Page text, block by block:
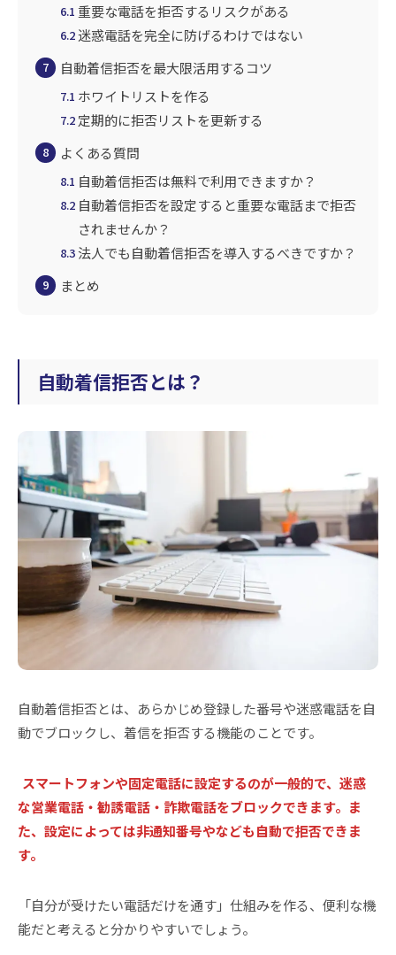
6.1 重要な電話を拒否するリスクがある
6.2迷惑電話を完全に防げるわけではない
7 自動着信拒否を最大限活用するコツ
7.1 ホワイトリストを作る
7.2 定期的に拒否リストを更新する
8 よくある質問
8.1 自動着信拒否は無料で利用できますか？
8.2 自動着信拒否を設定すると重要な電話まで拒否
されませんか？
8.3法人でも自動着信拒否を導入するべきですか？
9 まとめ
自動着信拒否とは？
自動着信拒否とは、あらかじめ登録した番号や迷惑電話を自
動でブロックし、着信を拒否する機能のことです。
スマートフォンや固定電話に設定するのが一般的で、迷惑
な営業電話・勧誘電話・詐欺電話をブロックできます。ま
た、設定によっては非通知番号やなども自動で拒否できま
す。
「自分が受けたい電話だけを通す」仕組みを作る、便利な機
能だと考えると分かりやすいでしょう。